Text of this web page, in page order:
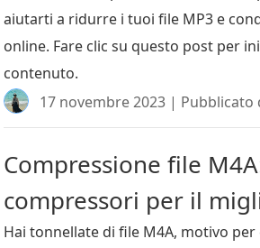
aiutarti a ridurre i tuoi file MP3 e
online. Fare clic su questo post per
contenuto.
17 novembre 2023 | Pubblicato
Compressione file
compressori per il
Hai tonnellate di file M4A, motivo